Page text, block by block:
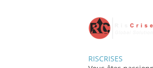
RISCRISES